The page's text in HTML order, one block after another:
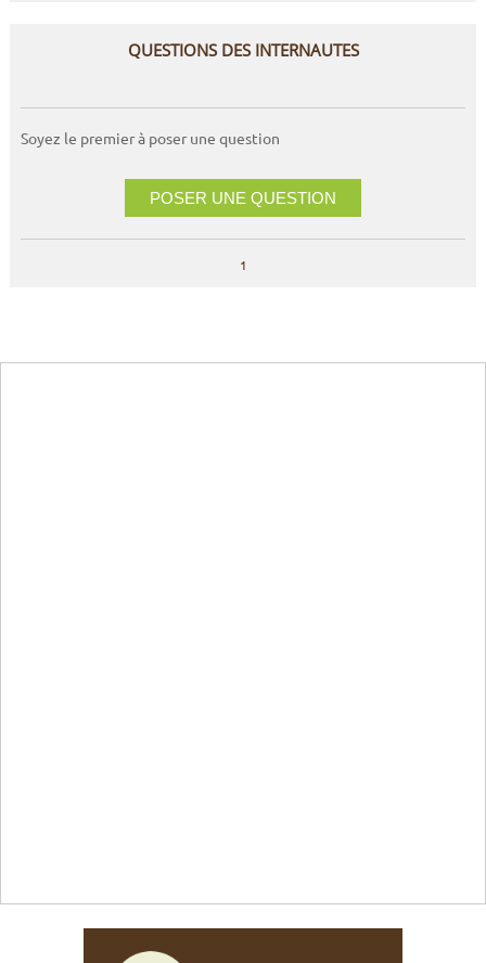
QUESTIONS DES INTERNAUTES
Soyez le premier à poser une question
POSER UNE QUESTION
1